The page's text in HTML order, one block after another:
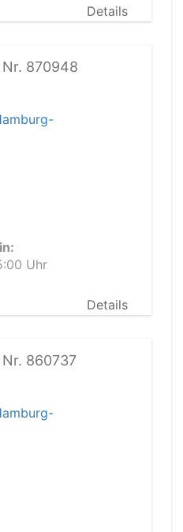
Details
870948
Uhr
Details
860737